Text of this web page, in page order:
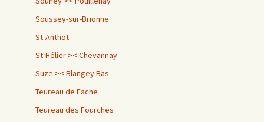
Soussey-sur-Brionne
St-Anthot
St-Hélier >< Chevannay
Suze >< Blangey Bas
Teureau de Fache
Teureau des Fourches